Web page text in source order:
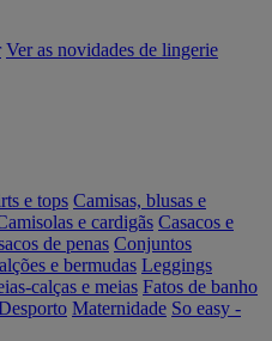
Ver as novidades de lingerie
e tops Camisas, blusas e
e cardigãs Casacos e
de penas Conjuntos
e bermudas Leggings
calças e meias Fatos de banho
Maternidade So easy -